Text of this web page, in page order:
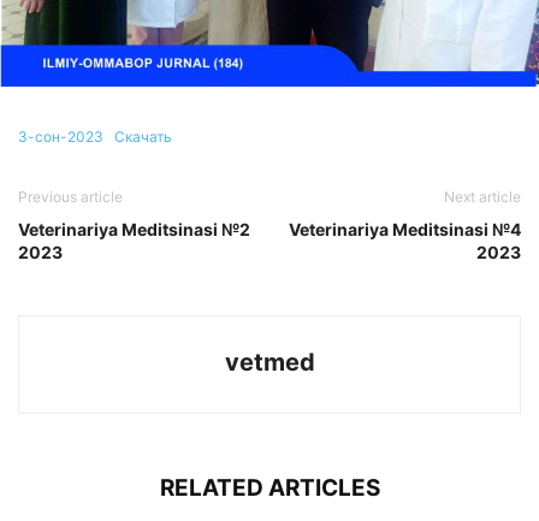
3-сон-2023 Скачать
Previous article
Veterinariya Meditsinasi №2
2023
Next article
Veterinariya Meditsinasi №4
2023
vetmed
RELATED ARTICLES